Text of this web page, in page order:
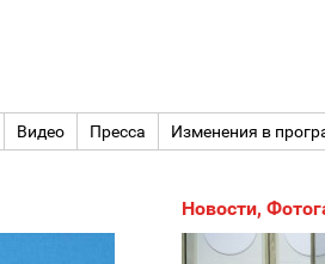
Видео Пресса Изменения в
Новости,